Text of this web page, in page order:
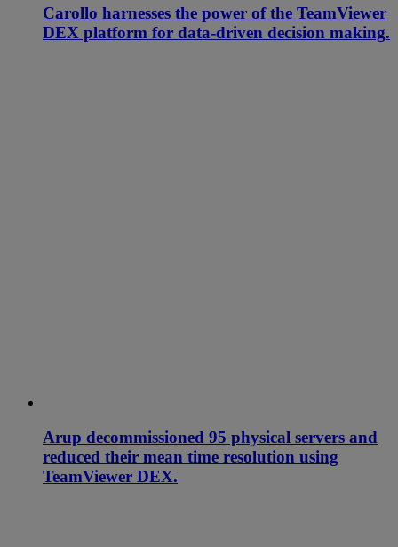
Carollo harnesses the power of the TeamViewer
DEX platform for data-driven decision making.
Arup decommissioned 95 physical servers and
reduced their mean time resolution using
TeamViewer DEX.